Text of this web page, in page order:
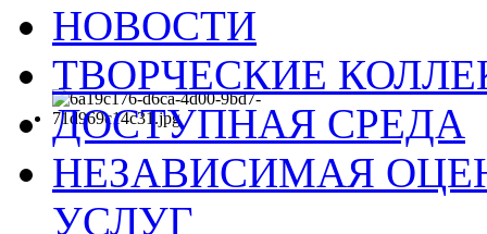
НОВОСТИ
ТВОРЧЕСКИЕ
ДОСТУПНАЯ СРЕДА
НЕЗАВИСИМАЯ
УСЛУГ